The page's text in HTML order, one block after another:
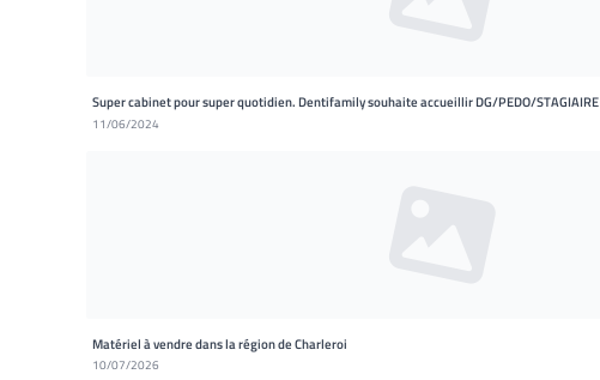
Super cabinet pour super quotidien. Dentifamily souhaite accueillir DG/PEDO/STAGIAIRE
11/06/2024
Matériel à vendre dans la région de Charleroi
10/07/2026